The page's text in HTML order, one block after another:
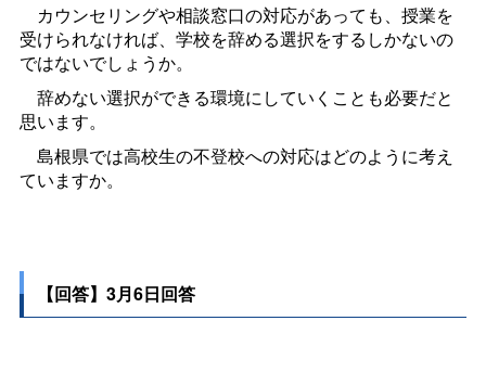
カウンセリングや相談窓口の対応があっても、授業を
受けられなければ、学校を辞める選択をするしかないの
ではないでしょうか。
辞めない選択ができる環境にしていくことも必要だと
思います。
島根県では高校生の不登校への対応はどのように考え
ていますか。
【回答】3月6日回答